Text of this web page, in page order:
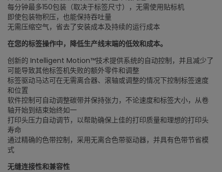
每分钟最多150包装（取决于标签尺寸），无需使用贴标机
即使包装物积压，也能保持吞吐量
无需压缩空气，省去了安装成本及持续的运行成本
在您的标签操作中，降低生产线末端的低效和成本。
创新的 Intelligent Motion™技术提供系统的自动控制，并且减少了
可能导致其他标签机失败的额外零件和调整
标签驱动马达可在无需离合器、滚轴或调整的情况下控制标签速度
和位置
软件控制可自动调整碳带并保持张力，不论速度和标签大小，从卷
轴开始到结束始终如一
打印头压力自动调节，以帮助确保上佳的打印质量和理想的打印头
寿命
通过精确的色带控制，采用无离合色带驱动器，并具有色带节省模
式
无缝连接性和兼容性